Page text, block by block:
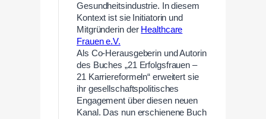
Gesundheitsindustrie. In diesem
Kontext ist sie Initiatorin und
Mitgründerin der Healthcare
Frauen e.V.
Als Co-Herausgeberin und Autorin
des Buches „21 Erfolgsfrauen –
21 Karriereformeln“ erweitert sie
ihr gesellschaftspolitisches
Engagement über diesen neuen
Kanal. Das nun erschienene Buch